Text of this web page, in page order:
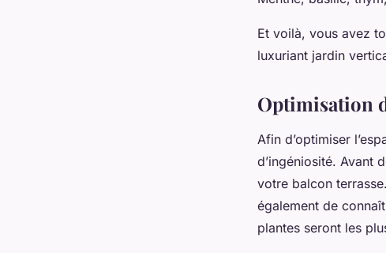
Et voilà, vous avez
luxuriant jardin
Optimisation
Afin d’optimiser
d’ingéniosité. Avant
votre balcon
également de
plantes seront les